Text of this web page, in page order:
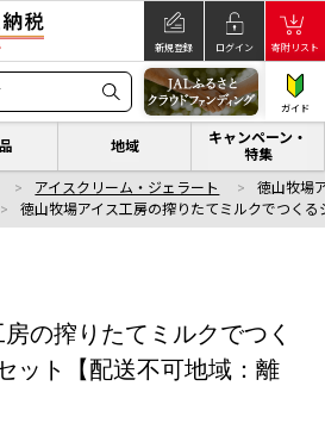
新規登録 ログイン 寄附リスト
ガイド
地域
キャンペーン・
特集
アイスクリーム・ジェラート
徳山牧場
徳山牧場アイス工房の搾りたてミルクでつく
の搾りたてミルクでつく
ット【配送不可地域：離